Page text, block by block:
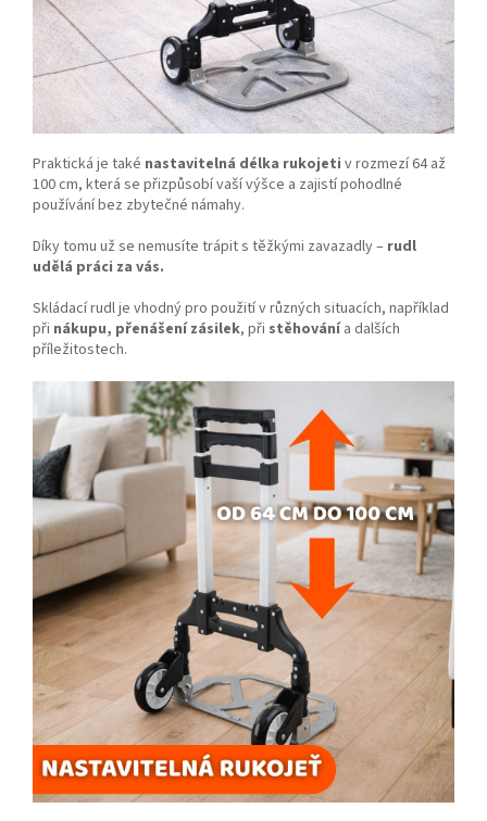
Praktická je také nastavitelná délka rukojeti v rozmezí 64 až
100 cm, která se přizpůsobí vaší výšce a zajistí pohodlné
používání bez zbytečné námahy.
Díky tomu už se nemusíte trápit s těžkými zavazadly – rudl
udělá práci za vás.
Skládací rudl je vhodný pro použití v různých situacích, například
při nákupu, přenášení zásilek, při stěhovánía dalších
příležitostech.